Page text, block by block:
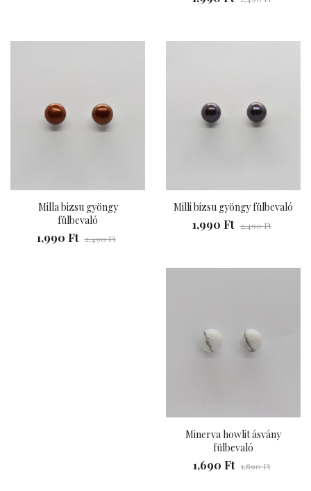
Milla bizsu gyöngy
fülbevaló
1,990 Ft 2,490 Ft
Milli bizsu gyöngy fülbevaló
1,990 Ft 2,490 Ft
Minerva howlit ásvány
fülbevaló
1,690 Ft 1,890 Ft